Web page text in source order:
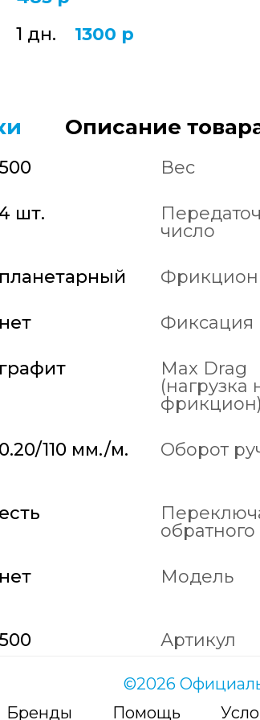
1 дн. 1300 р
Описание
500 Вес
шт.
число
планетарный Фрикцион
нет Фиксация
графит
Max Drag
(нагрузка
фрикцион)
0.20/110 мм./м. Оборот
есть
обратного
нет Модель
500 Артикул
©2026
Бренды
Помощь